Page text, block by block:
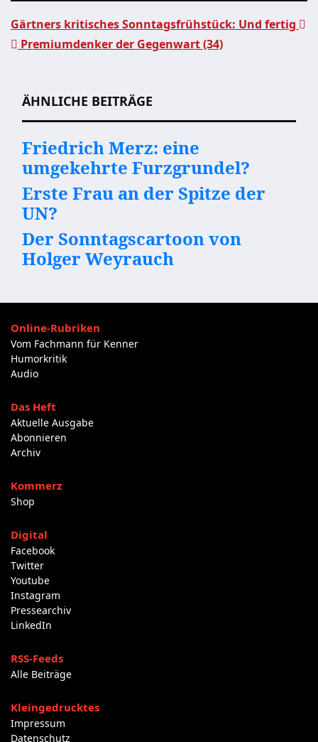
Gärtners kritisches Sonntagsfrühstück: Und fertig
Premiumdenker der Gegenwart (34)
ÄHNLICHE BEITRÄGE
Friedrich Merz: eine
umgekehrte Furzgrundel?
Erste Frau an der Spitze der
UN?
Der Sonntagscartoon von
Holger Weyrauch
Online-Rubriken
Vom Fachmann für Kenner
Humorkritik
Audio
Das Heft
Aktuelle Ausgabe
Abonnieren
Archiv
Kommerz
Shop
Digital
Facebook
Twitter
Youtube
Instagram
Pressearchiv
LinkedIn
RSS-Feeds
Alle Beiträge
Kleingedrucktes
Impressum
Datenschutz